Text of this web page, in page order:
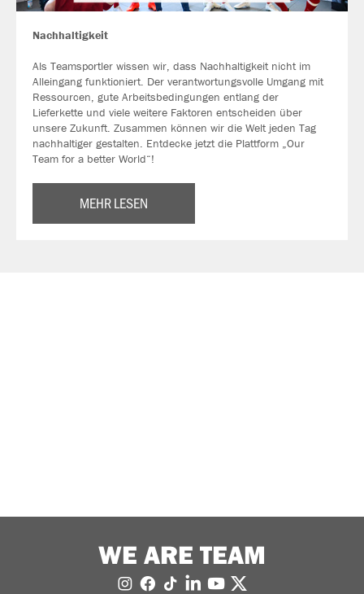
Nachhaltigkeit
Als Teamsportler wissen wir, dass Nachhaltigkeit nicht im
Alleingang funktioniert. Der verantwortungsvolle Umgang mit
Ressourcen, gute Arbeitsbedingungen entlang der
Lieferkette und viele weitere Faktoren entscheiden über
unsere Zukunft. Zusammen können wir die Welt jeden Tag
nachhaltiger gestalten. Entdecke jetzt die Plattform „Our
Team for a better World“!
MEHR LESEN
WE ARE TEAM